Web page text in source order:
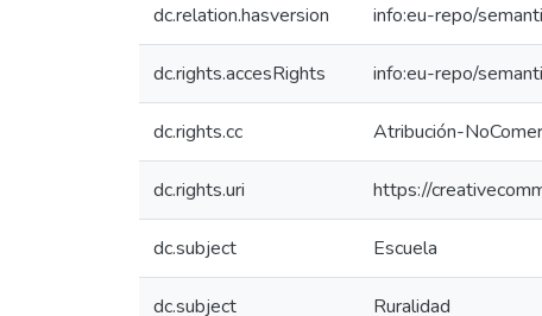
dc.relation.hasversion info:eu-repo/
dc.rights.accesRights info:eu-repo/
dc.rights.cc Atribución-
dc.rights.uri https://
dc.subject Escuela
dc.subject Ruralidad